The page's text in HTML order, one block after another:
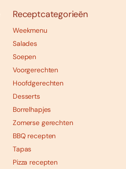
Receptcategorieën
Weekmenu
Salades
Soepen
Voorgerechten
Hoofdgerechten
Desserts
Borrelhapjes
Zomerse gerechten
BBQ recepten
Tapas
Pizza recepten